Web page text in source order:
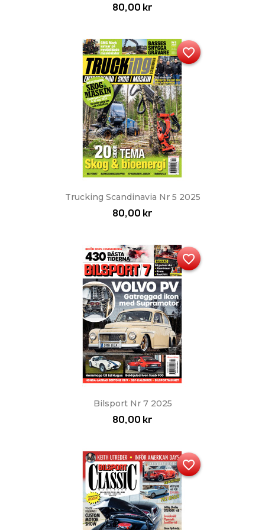
80,00 kr
Trucking Scandinavia Nr 5 2025
80,00 kr
favorite_border
Bilsport Nr 7 2025
80,00 kr
favorite_border
favorite_border